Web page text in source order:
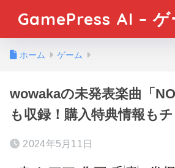
GamePress AI –
ホーム ゲーム
wowakaの未発表楽曲「
も収録！購入特典情報も
2024年5月11日